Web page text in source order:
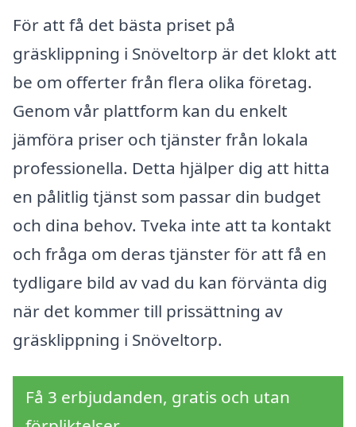
För att få det bästa priset på
gräsklippning i Snöveltorp är det klokt att
be om offerter från flera olika företag.
Genom vår plattform kan du enkelt
jämföra priser och tjänster från lokala
professionella. Detta hjälper dig att hitta
en pålitlig tjänst som passar din budget
och dina behov. Tveka inte att ta kontakt
och fråga om deras tjänster för att få en
tydligare bild av vad du kan förvänta dig
när det kommer till prissättning av
gräsklippning i Snöveltorp.
Få 3 erbjudanden, gratis och utan